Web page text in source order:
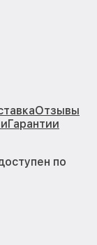
Отзывы
Гарантии
по